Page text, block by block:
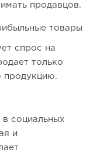
продавцов.
товары
спрос на
только
социальных
и